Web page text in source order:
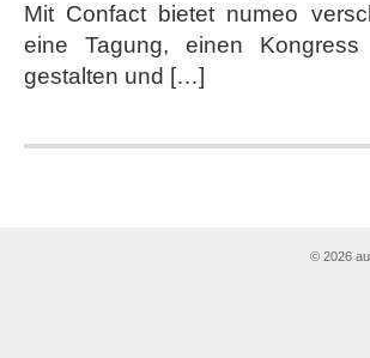
Mit Confact bietet numeo
eine Tagung, einen
gestalten und […]
© 2026